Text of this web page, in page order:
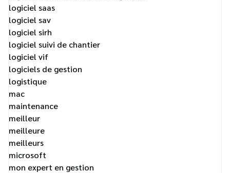
logiciel saas
logiciel sav
logiciel sirh
logiciel suivi de chantier
logiciel vif
logiciels de gestion
logistique
mac
maintenance
meilleur
meilleure
meilleurs
microsoft
mon expert en gestion